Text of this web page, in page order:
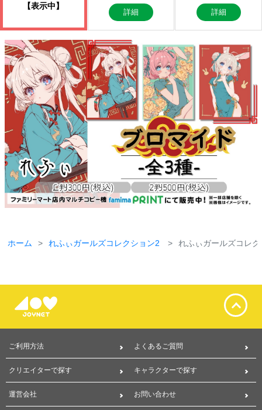
【表示中】
詳細 詳細
ホーム れふぃガールズコレクション2 れふぃガールズコレ
ご利用方法 よくあるご質問
クリエイターで探す キャラクターで探す
運営会社 お問い合わせ